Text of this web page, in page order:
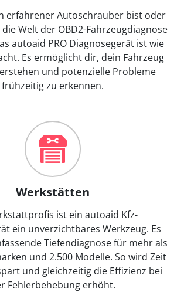
erfahrener Autoschrauber bist oder
Welt der OBD2-Fahrzeugdiagnose
autoaid PRO Diagnosegerät ist wie
Es ermöglicht dir, dein Fahrzeug
und potenzielle Probleme
frühzeitig zu erkennen.
Werkstätten
ist ein autoaid Kfz-
ein unverzichtbares Werkzeug. Es
Tiefendiagnose für mehr als
und 2.500 Modelle. So wird Zeit
und gleichzeitig die Effizienz bei
Fehlerbehebung erhöht.